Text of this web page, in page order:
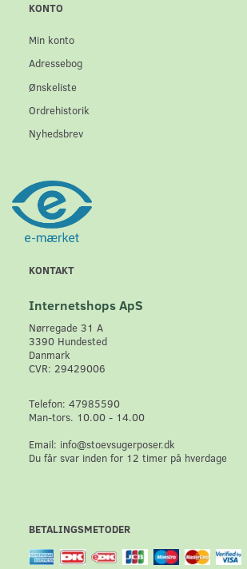
KONTO
Min konto
Adressebog
Ønskeliste
Ordrehistorik
Nyhedsbrev
KONTAKT
Internetshops ApS
Nørregade 31 A
3390 Hundested
Danmark
CVR: 29429006
Telefon: 47985590
Man-tors. 10.00 - 14.00
Email: info@stoevsugerposer.dk
Du får svar inden for 12 timer på hverdage
BETALINGSMETODER